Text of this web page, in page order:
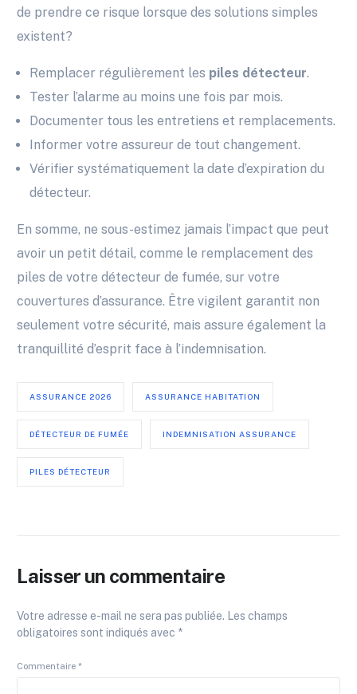
de prendre ce risque lorsque des solutions simples
existent?
Remplacer régulièrement les piles détecteur.
Tester l’alarme au moins une fois par mois.
Documenter tous les entretiens et remplacements.
Informer votre assureur de tout changement.
Vérifier systématiquement la date d’expiration du
détecteur.
En somme, ne sous-estimez jamais l’impact que peut
avoir un petit détail, comme le remplacement des
piles de votre détecteur de fumée, sur votre
couvertures d’assurance. Être vigilent garantit non
seulement votre sécurité, mais assure également la
tranquillité d’esprit face à l’indemnisation.
ASSURANCE 2026 ASSURANCE HABITATION
DÉTECTEUR DE FUMÉE INDEMNISATION ASSURANCE
PILES DÉTECTEUR
Laisser un commentaire
Votre adresse e-mail ne sera pas publiée. Les champs
obligatoires sont indiqués avec *
Commentaire*